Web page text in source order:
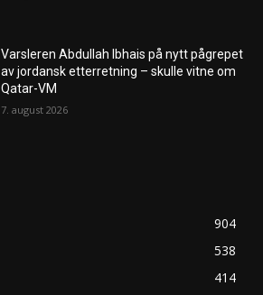
Varsleren Abdullah Ibhais på nytt pågrepet
av jordansk etterretning – skulle vitne om
Qatar-VM
7. august 2026
904
538
414